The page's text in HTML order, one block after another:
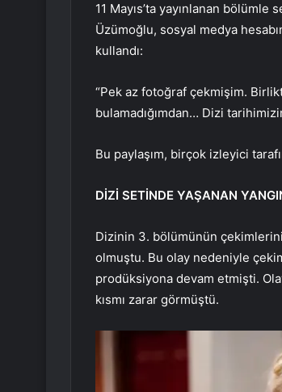
11 Mayıs’ta yayınlanan
Üzümoğlu, sosyal medya
kullandı:
“Pek az fotoğraf çekmişim.
bulamadığımdan… Dizi
Bu paylaşım, birçok izleyici
DİZİ SETİNDE YAŞANAN
Dizinin 3. bölümünün
olmuştu. Bu olay nedeniyle
prodüksiyona devam etmişti.
kısmı zarar görmüştü.